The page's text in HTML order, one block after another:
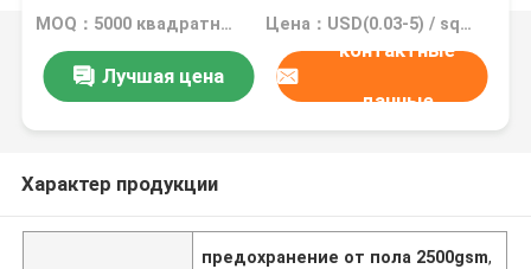
личности листа слипчивую чувствуемую
MOQ：5000 квадратных метров, 10000 квадратных метров с печатанием Цена：USD(0.03-5) / square meter
Лучшая цена
контактные
данные
Характер продукции
предохранение от пола 2500gsm,